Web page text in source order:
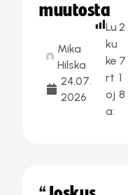
muutosta
Mika
Hilska
24.07.
2026
Lu
ku
ke
rt
oj
a:
2
7
1
8